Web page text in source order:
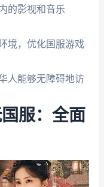
的影视和音乐
境，优化国服游戏
人能够无障碍地访
服：全面